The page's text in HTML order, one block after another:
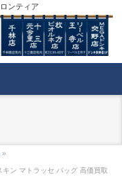
ンティア
»
キン マトラッセ バッグ 高価買取